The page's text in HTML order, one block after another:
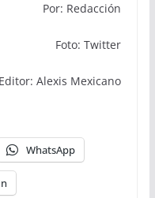
Por: Redacción
Foto: Twitter
Editor: Alexis Mexicano
WhatsApp